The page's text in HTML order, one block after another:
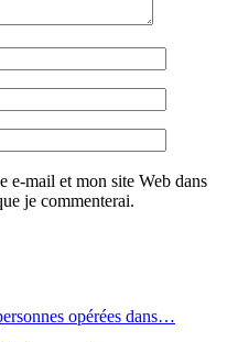
e-mail et mon site Web dans
je commenterai.
opérées dans…